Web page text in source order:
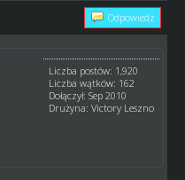
Odpowiedz
Liczba postów: 1,920
Liczba wątków: 162
Dołączył: Sep 2010
Drużyna: Victory Leszno